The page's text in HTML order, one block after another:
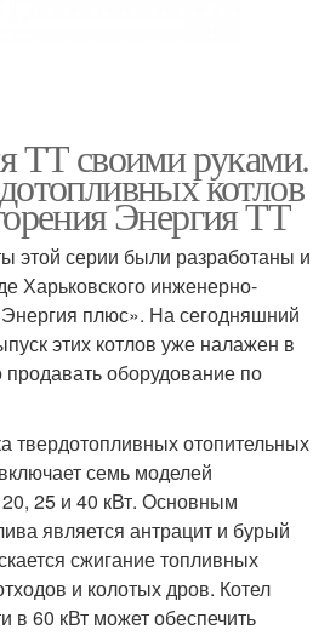
ТТ своими руками.
котлов
Энергия ТТ
этой серии были разработаны и
Харьковского инженерно-
плюс». На сегодняшний
этих котлов уже налажен в
продавать оборудование по
твердотопливных отопительных
семь моделей
25 и 40 кВт. Основным
является антрацит и бурый
сжигание топливных
и колотых дров. Котел
60 кВт может обеспечить